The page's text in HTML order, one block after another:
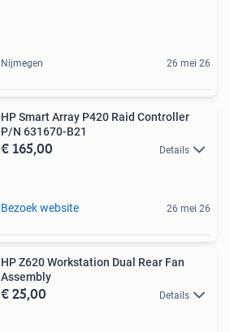
Nijmegen 26 mei 26
HP Smart Array P420 Raid Controller
P/N 631670-B21
€ 165,00 Details
Bezoek website 26 mei 26
HP Z620 Workstation Dual Rear Fan
Assembly
€ 25,00 Details